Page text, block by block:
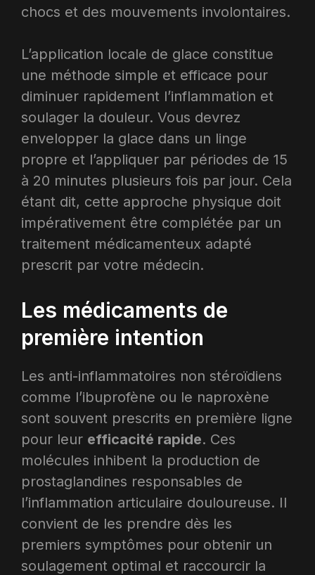
chocs et des mouvements involontaires.​
L’application locale de glace constitue
une méthode simple et efficace pour
diminuer rapidement l’inflammation et
soulager la douleur. Vous devrez
envelopper la glace dans un linge
propre et l’appliquer par périodes de 15
à 20 minutes plusieurs fois par jour. Cela
étant dit, cette approche physique doit
impérativement être complétée par un
traitement médicamenteux adapté
prescrit par votre médecin.​
Les médicaments de
première intention
Les anti-inflammatoires non stéroïdiens
comme l’ibuprofène ou le naproxène
sont souvent prescrits en première ligne
pour leur efficacité rapide. Ces
molécules inhibent la production de
prostaglandines responsables de
l’inflammation articulaire douloureuse. Il
convient de les prendre dès les
premiers symptômes pour obtenir un
soulagement optimal et raccourcir la